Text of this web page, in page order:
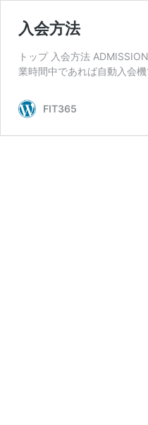
入会方法
トップ 入会方法
業時間中であれば自動入会
FIT365